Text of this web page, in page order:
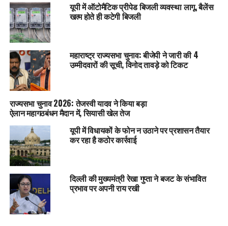
यूपी में ऑटोमैटिक प्रीपेड बिजली व्यवस्था लागू, बैलेंस
खत्म होते ही कटेगी बिजली
महाराष्ट्र राज्यसभा चुनाव: बीजेपी ने जारी की 4
उम्मीदवारों की सूची, विनोद तावड़े को टिकट
राज्यसभा चुनाव 2026: तेजस्वी यादव ने किया बड़ा
ऐलान महागठबंधन मैदान में, सियासी खेल तेज
यूपी में विधायकों के फोन न उठाने पर प्रशासन तैयार
कर रहा है कठोर कार्रवाई
दिल्ली की मुख्यमंत्री रेखा गुप्ता ने बजट के संभावित
प्रभाव पर अपनी राय रखी